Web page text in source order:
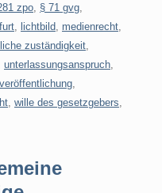
zpo § 71 gvg
lichtbild medienrecht
zuständigkeit
unterlassungsanspruch
veröffentlichung
wille des gesetzgebers